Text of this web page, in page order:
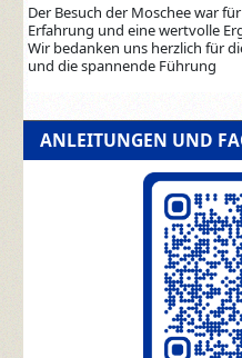
ANLEITUNGEN UND
Der Besuch der Moschee war
Erfahrung und eine wertvolle
Wir bedanken uns herzlich für
und die spannende Führung